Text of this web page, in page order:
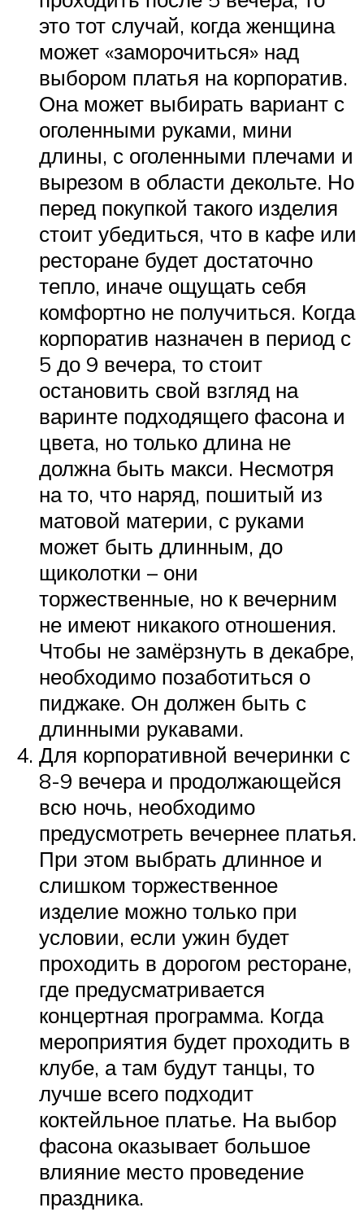
это тот случай, когда женщина
может «заморочиться» над
выбором платья на корпоратив.
Она может выбирать вариант с
оголенными руками, мини
длины, с оголенными плечами и
вырезом в области декольте. Но
перед покупкой такого изделия
стоит убедиться, что в кафе или
ресторане будет достаточно
тепло, иначе ощущать себя
комфортно не получиться. Когда
корпоратив назначен в период с
5 до 9 вечера, то стоит
остановить свой взгляд на
варинте подходящего фасона и
цвета, но только длина не
должна быть макси. Несмотря
на то, что наряд, пошитый из
матовой материи, с руками
может быть длинным, до
щиколотки – они
торжественные, но к вечерним
не имеют никакого отношения.
Чтобы не замёрзнуть в декабре,
необходимо позаботиться о
пиджаке. Он должен быть с
длинными рукавами.
Для корпоративной вечеринки с
8-9 вечера и продолжающейся
всю ночь, необходимо
предусмотреть вечернее платья.
При этом выбрать длинное и
слишком торжественное
изделие можно только при
условии, если ужин будет
проходить в дорогом ресторане,
где предусматривается
концертная программа. Когда
мероприятия будет проходить в
клубе, а там будут танцы, то
лучше всего подходит
коктейльное платье. На выбор
фасона оказывает большое
влияние место проведение
праздника.